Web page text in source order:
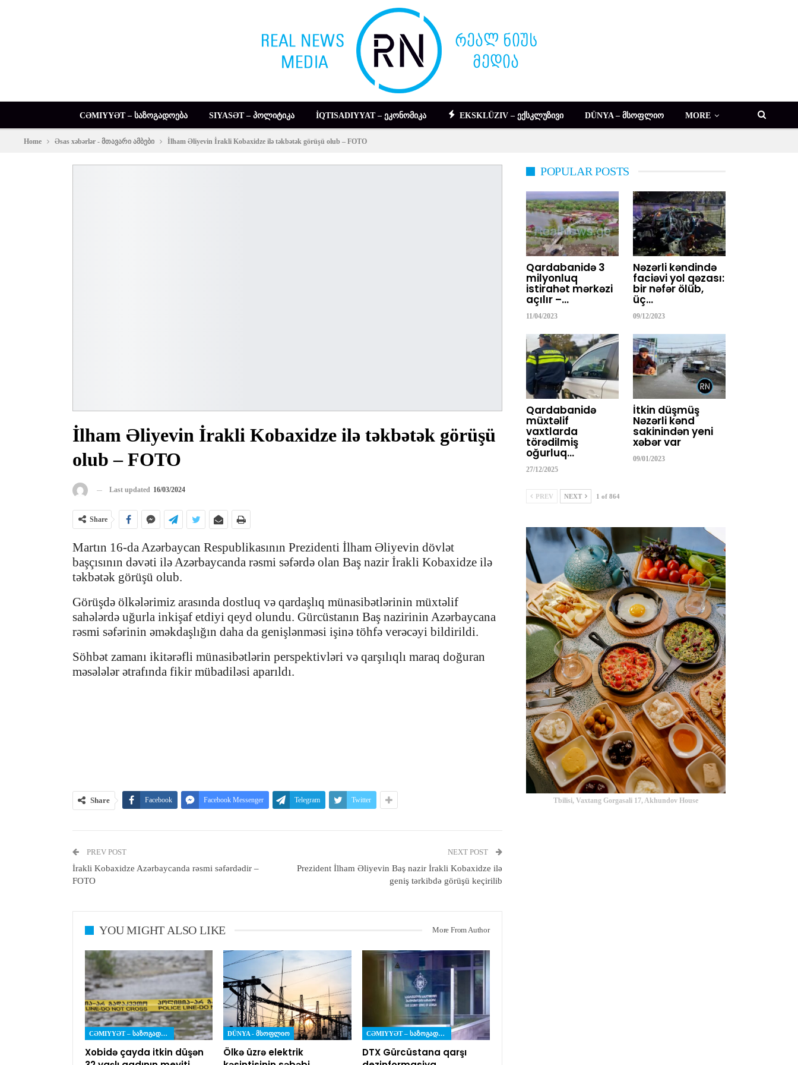
CƏMIYYƏT – ᲡᲐᲖᲝᲒᲐᲓᲝᲔᲑᲐ SIYASƏT – ᲞᲝᲚᲘᲢᲘᲙᲐ İQTISADIYYAT – ᲔᲙᲝᲜᲝᲛᲘᲙᲐ EKSKLÜZIV – ᲔᲥᲡᲙᲚᲣᲖᲘᲕᲘ DÜNYA – ᲛᲡᲝᲤᲚᲘᲝ MORE
Home Əsas xəbərlər - მთავარი ამბები İlham Əliyevin İrakli Kobaxidze ilə təkbətək görüşü olub – FOTO
İlham Əliyevin İrakli Kobaxidze ilə təkbətək görüşü
olub – FOTO
Last updated 16/03/2024
Share
Martın 16-da Azərbaycan Respublikasının Prezidenti İlham Əliyevin dövlət
başçısının dəvəti ilə Azərbaycanda rəsmi səfərdə olan Baş nazir İrakli Kobaxidze ilə
təkbətək görüşü olub.
Görüşdə ölkələrimiz arasında dostluq və qardaşlıq münasibətlərinin müxtəlif
sahələrdə uğurla inkişaf etdiyi qeyd olundu. Gürcüstanın Baş nazirinin Azərbaycana
rəsmi səfərinin əməkdaşlığın daha da genişlənməsi işinə töhfə verəcəyi bildirildi.
Söhbət zamanı ikitərəfli münasibətlərin perspektivləri və qarşılıqlı maraq doğuran
məsələlər ətrafında fikir mübadiləsi aparıldı.
Share Facebook Facebook Messenger Telegram Twitter
PREV POST
İrakli Kobaxidze Azərbaycanda rəsmi səfərdədir –
FOTO
NEXT POST
Prezident İlham Əliyevin Baş nazir İrakli Kobaxidze ilə
geniş tərkibdə görüşü keçirilib
YOU MIGHT ALSO LIKE More From Author
CƏMIYYƏT – ᲡᲐᲖᲝᲒᲐᲓᲝᲔᲑᲐ
Xobidə çayda itkin düşən
DÜNYA - ᲛᲡᲝᲤᲚᲘᲝ
Ölkə üzrə elektrik
CƏMIYYƏT – ᲡᲐᲖᲝᲒᲐᲓᲝᲔᲑᲐ
DTX Gürcüstana qarşı
POPULAR POSTS
Qardabanidə 3
milyonluq
istirahət mərkəzi
açılır –…
11/04/2023
Nəzərli kəndində
faciəvi yol qəzası:
bir nəfər ölüb,
üç…
09/12/2023
Qardabanidə
müxtəlif
vaxtlarda
törədilmiş
oğurluq…
27/12/2025
İtkin düşmüş
Nəzərli kənd
sakinindən yeni
xəbər var
09/01/2023
PREV NEXT 1 of 864
Tbilisi, Vaxtang Gorgasali 17, Akhundov House